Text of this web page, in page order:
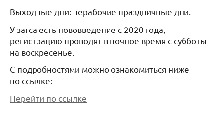
Выходные дни: нерабочие праздничные дни.
У загса есть нововведение с 2020 года,
регистрацию проводят в ночное время с субботы
на воскресенье.
С подробностями можно ознакомиться ниже
по ссылке:
Перейти по ссылке